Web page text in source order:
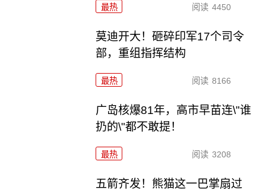
最热 阅读 4450
莫迪开大！砸碎印军17个司令
部，重组指挥结构
最热 阅读 8166
广岛核爆81年，高市早苗连\"谁
扔的\"都不敢提！
最热 阅读 3208
五箭齐发！熊猫这一巴掌扇过